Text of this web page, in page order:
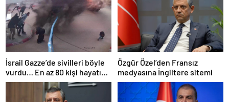
İsrail Gazze’de sivilleri böyle
vurdu… En az 80 kişi hayatını
kaybetti
Özgür Özel’den Fransız
medyasına İngiltere sitemi